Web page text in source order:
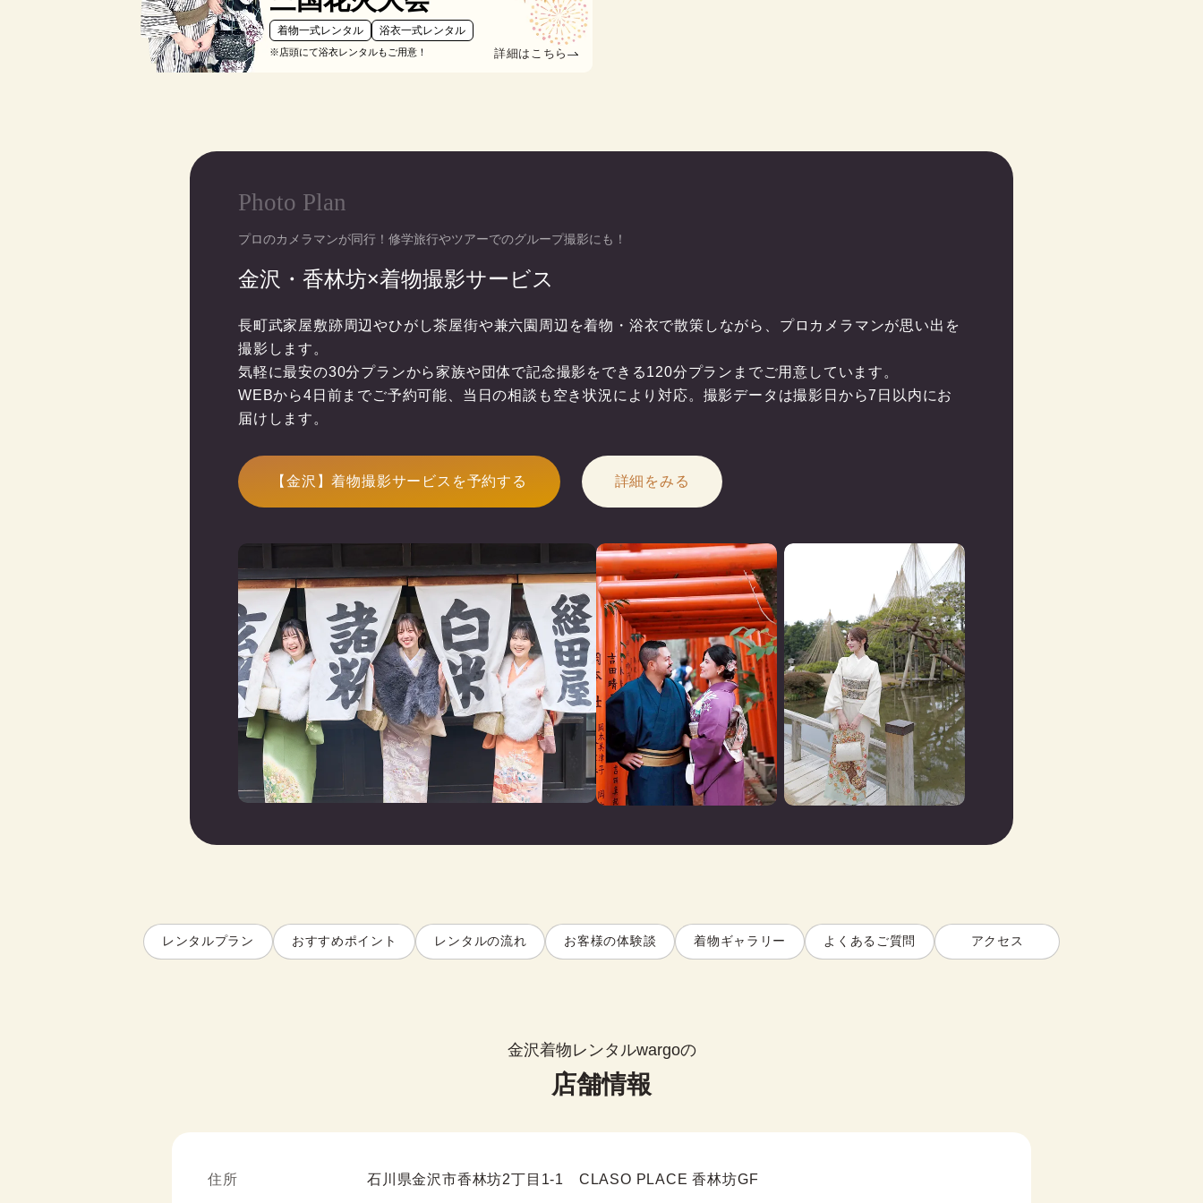
着物一式レンタル 浴衣一式レンタル
※店頭にて浴衣レンタルもご用意！ 詳細はこちら
Photo Plan
プロのカメラマンが同行！修学旅行やツアーでのグループ撮影にも！
金沢・香林坊×着物撮影サービス
長町武家屋敷跡周辺やひがし茶屋街や兼六園周辺を着物・浴衣で散策しながら、プロカメラマンが思い出を
撮影します。
気軽に最安の30分プランから家族や団体で記念撮影をできる120分プランまでご用意しています。
WEBから4日前までご予約可能、当日の相談も空き状況により対応。撮影データは撮影日から7日以内にお
届けします。
【金沢】着物撮影サービスを予約する 詳細をみる
レンタルプラン おすすめポイント レンタルの流れ お客様の体験談 着物ギャラリー よくあるご質問 アクセス
金沢着物レンタルwargoの
店舗情報
住所 石川県金沢市香林坊2丁目1-1 CLASO PLACE 香林坊GF